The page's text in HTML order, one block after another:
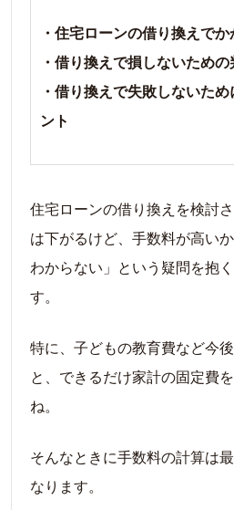
・住宅ローンの借り換えで
・借り換えで損しないため
・借り換えで失敗しないた
ント
住宅ローンの借り換えを検討
は下がるけど、手数料が高い
わからない」という疑問を抱
す。
特に、子どもの教育費など今
と、できるだけ家計の固定費
ね。
そんなときに手数料の計算は
なります。